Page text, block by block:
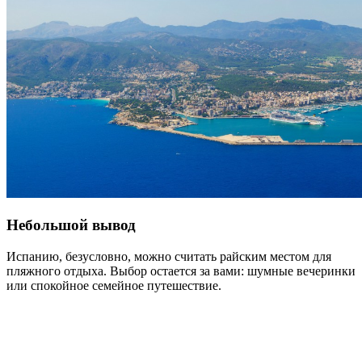
Небольшой вывод
Испанию, безусловно, можно считать райским местом для
пляжного отдыха. Выбор остается за вами: шумные вечеринки
или спокойное семейное путешествие.